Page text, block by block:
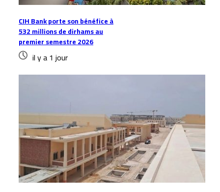
CIH Bank porte son bénéfice à
532 millions de dirhams au
premier semestre 2026
il y a 1 jour